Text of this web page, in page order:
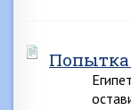
Попытка